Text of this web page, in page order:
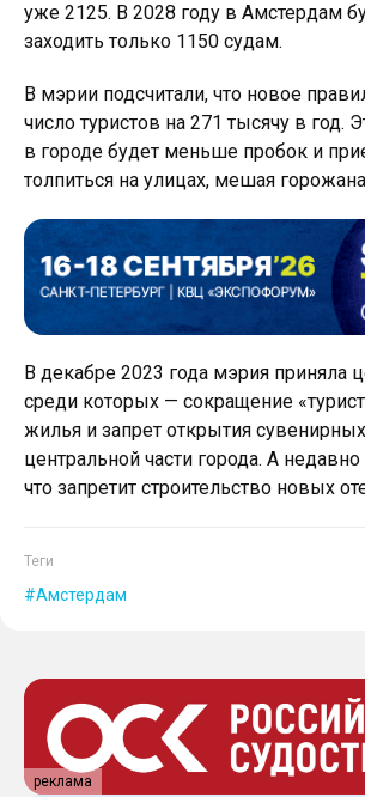
уже 2125. В 2028 году в Амстердам
заходить только 1150 судам.
В мэрии подсчитали, что новое
число туристов на 271 тысячу в год.
в городе будет меньше пробок и
толпиться на улицах, мешая
В декабре 2023 года мэрия приняла
среди которых — сокращение
жилья и запрет открытия
центральной части города. А
что запретит строительство новых
Теги
Амстердам
реклама